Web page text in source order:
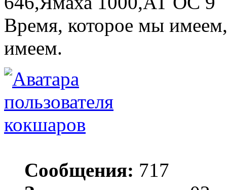
Время, которое мы
имеем.
кокшаров
Сообщения: 717